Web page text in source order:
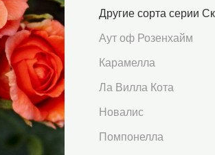
Другие сорта серии
Аут оф Розенхайм
Карамелла
Ла Вилла Кота
Новалис
Помпонелла